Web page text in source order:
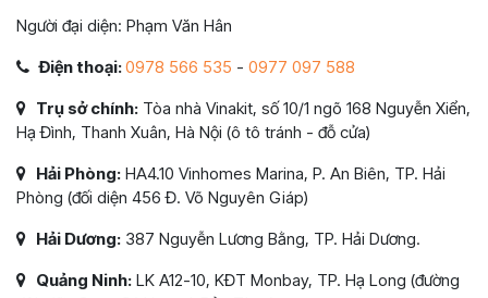
Người đại diện: Phạm Văn Hân
Điện thoại:0978 566 535 - 0977 097 588
Trụ sở chính: Tòa nhà Vinakit, số 10/1 ngõ 168 Nguyễn Xiển,
Hạ Đình, Thanh Xuân, Hà Nội (ô tô tránh - đỗ cửa)
Hải Phòng: HA4.10 Vinhomes Marina, P. An Biên, TP. Hải
Phòng (đối diện 456 Đ. Võ Nguyên Giáp)
Hải Dương: 387 Nguyễn Lương Bằng, TP. Hải Dương.
Quảng Ninh: LK A12-10, KĐT Monbay, TP. Hạ Long (đường